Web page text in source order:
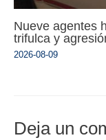
Nueve agentes
trifulca y
2026-08-09
Deja un